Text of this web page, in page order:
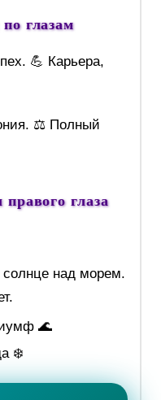
глазам
💪 Карьера,
⚖️ Полный
глаза
над морем.
🌊
❄️